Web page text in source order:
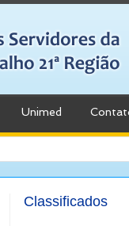
Unimed
Classificados